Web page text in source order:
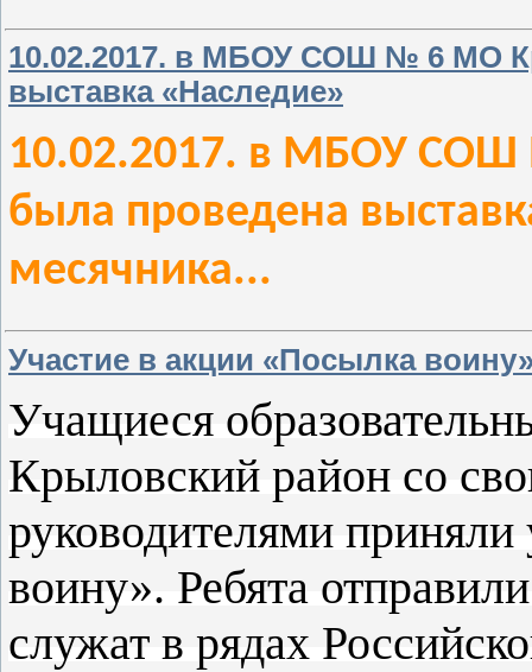
10.02.2017. в МБОУ СОШ № 6 МО
выставка «Наследие»
10.02.2017. в МБОУ
была проведена
месячника...
Участие в акции «Посылка
Учащиеся
Крыловский район со
руководителями
воину». Ребята
служат в рядах